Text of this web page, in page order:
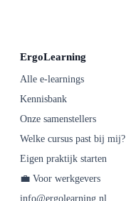
ErgoLearning
Alle e-learnings
Kennisbank
Onze samenstellers
Welke cursus past bij mij?
Eigen praktijk starten
💼 Voor werkgevers
info@ergolearning.nl